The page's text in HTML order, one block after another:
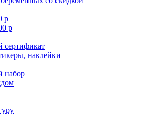
р
р
сертификат
наклейки
набор